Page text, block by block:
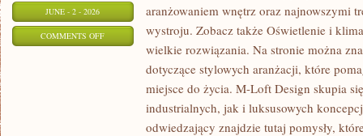
JUNE - 2 - 2026
COMMENTS OFFON
PRAKTYCZNE
PORADNIKI
aranżowaniem wnętrz oraz najnowszymi
wystroju. Zobacz także Oświetlenie i
wielkie rozwiązania. Na stronie można
dotyczące stylowych aranżacji, które
miejsce do życia. M-Loft Design skupia
industrialnych, jak i luksusowych
odwiedzający znajdzie tutaj pomysły,